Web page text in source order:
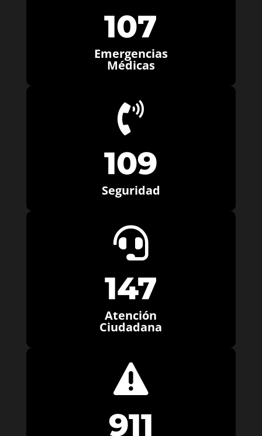
107
Emergencias
Médicas

109
Seguridad

147
Atención
Ciudadana

911